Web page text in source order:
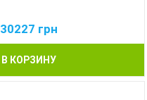
30227 грн
В КОРЗИНУ